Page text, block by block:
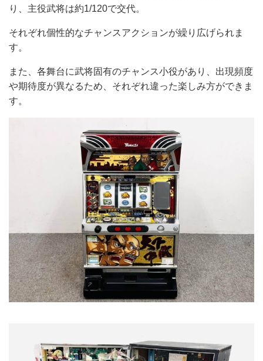
り、主役武将は約1/120で交代。
それぞれ個性的なチャンスアクションが繰り広げられま
す。
また、各舞台に武将固有のチャンス小役があり、出現頻度
や期待度が異なるため、それぞれ違った楽しみ方ができま
す。